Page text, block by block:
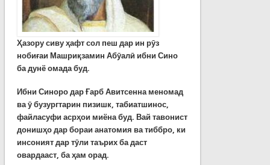
Ҳазору сиву ҳафт сол пеш дар ин рӯз
нобиғаи Машриқзамин Абӯалӣ ибни Сино
ба дунё омада буд.
Ибни Синоро дар Ғарб Авитсенна меномад
ва ӯ бузургтарин пизишк, табиатшинос,
файласуфи асрҳои миёна буд. Вай тавонист
донишҳо дар бораи анатомия ва тиббро, ки
инсоният дар тӯли таърих ба даст
овардааст, ба ҳам орад.